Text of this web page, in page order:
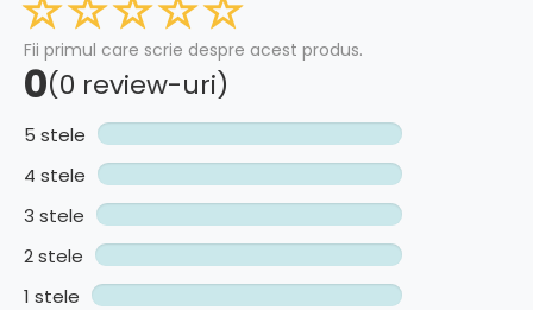
Fii primul care scrie despre acest produs.
0(0 review-uri)
5 stele
4 stele
3 stele
2 stele
1 stele